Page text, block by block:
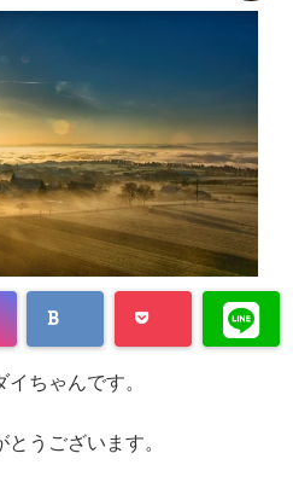
ちゃんです。
うございます。